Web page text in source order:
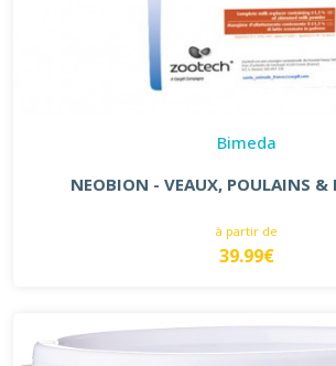
Bimeda
NEOBION - VEAUX, POULAINS &
à partir de
39.99€